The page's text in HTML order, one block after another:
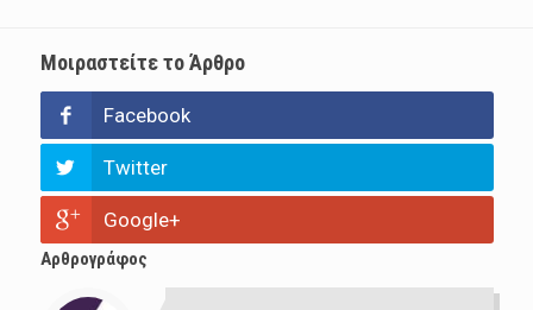
Μοιραστείτε το Άρθρο
Facebook
Twitter
Google+
Αρθρογράφος